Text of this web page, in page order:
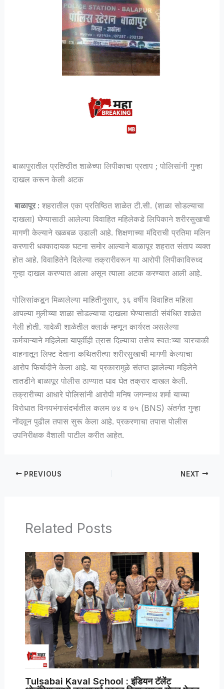
बाळापुरातील प्रतिष्ठीत शाळेच्या लिपीकाचा प्रताप ; पोलिसांनी गुन्हा
दाखल करून केली अटक
बाळापूर : शहरातील एका प्रतिष्ठित शाळेत टी.सी. (शाळा सोडल्याचा
दाखला) घेण्यासाठी आलेल्या विवाहित महिलेकडे लिपिकाने शरीरसुखाची
मागणी केल्याने खळबळ उडाली आहे. शिक्षणाच्या मंदिराची प्रतिमा मलिन
करणारी धक्कादायक घटना समोर आल्याने बाळापूर शहरात संताप व्यक्त
होत आहे. विवाहितेने दिलेल्या तक्रारीवरून या आरोपी लिपीकाविरुध्द
गुन्हा दाखल करण्यात आला असून त्याला अटक करण्यात आली आहे.
पोलिसांकडून मिळालेल्या माहितीनुसार, ३६ वर्षीय विवाहित महिला
आपल्या मुलीच्या शाळा सोडल्याचा दाखला घेण्यासाठी संबंधित शाळेत
गेली होती. यावेळी शाळेतील क्लार्क म्हणून कार्यरत असलेल्या
कर्मचाऱ्याने महिलेला यापूर्वीही त्रास दिल्याचा तसेच स्वतःच्या चारचाकी
वाहनातून लिफ्ट देताना कथितरीत्या शरीरसुखाची मागणी केल्याचा
आरोप फिर्यादीने केला आहे. या प्रकारामुळे संतप्त झालेल्या महिलेने
तातडीने बाळापूर पोलीस ठाण्यात धाव घेत तक्रार दाखल केली.
तक्रारीच्या आधारे पोलिसांनी आरोपी मनिष जगन्नाथ शर्मा याच्या
विरोधात विनयभंगासंदर्भातील कलम ७४ व ७५ (BNS) अंतर्गत गुन्हा
नोंदवून पुढील तपास सुरू केला आहे. प्रकरणाचा तपास पोलीस
उपनिरीक्षक वैशाली पाटील करीत आहेत.
PREVIOUS NEXT
Related Posts
Tulsabai Kaval School : इंडियन टॅलेंट